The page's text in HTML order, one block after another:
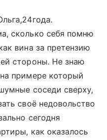
сколько себя помню
вина за претензию
стороны. Не знаю
примере который
соседи сверху,
своё недовольство
сегодня
как оказалось